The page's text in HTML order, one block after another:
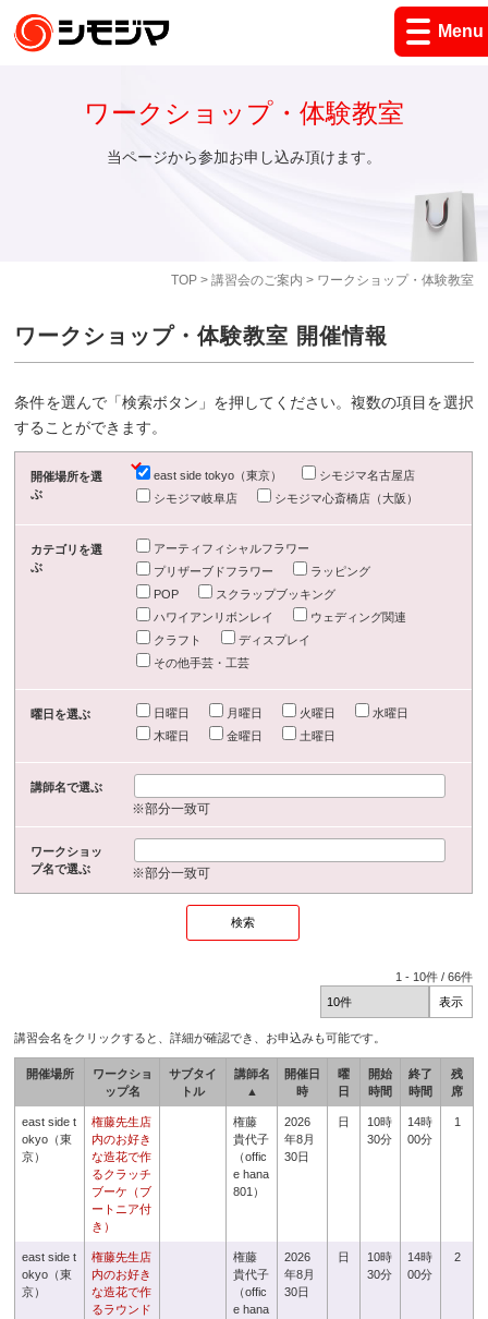
Menu
TOP> 講習会のご案内 > ワークショップ・体験教室
ワークショップ・体験教室
当ページから参加お申し込み頂けます。
ワークショップ・体験教室 開催情報
条件を選んで「検索ボタン」を押してください。複数の項目を選択
することができます。
開催場所を選
ぶ
east side tokyo（東京）
シモジマ名古屋店
シモジマ岐阜店
シモジマ心斎橋店（大阪）
カテゴリを選
ぶ
アーティフィシャルフラワー
プリザーブドフラワー
ラッピング
POP
スクラップブッキング
ハワイアンリボンレイ
ウェディング関連
クラフト
ディスプレイ
その他手芸・工芸
曜日を選ぶ 日曜日 月曜日 火曜日
水曜日
木曜日
金曜日 土曜日
講師名で選ぶ
※部分一致可
ワークショッ
プ名で選ぶ
※部分一致可
1 - 10件 /66件
講習会名をクリックすると、詳細が確認でき、お申込みも可能です。
開催場所
ワークショ
ップ名
サブタイ
トル
講師名
▲
開催日
時
曜
日
開始
時間
終了
時間
残
席
east side t
okyo（東
京）
権藤先生店
内のお好き
な造花で作
るクラッチ
ブーケ（ブ
ートニア付
き）
権藤
貴代子
（offic
e hana
801）
2026
年8月
30日
日
10時
30分
14時
00分
1
east side t
okyo（東
京）
権藤先生店
内のお好き
な造花で作
るラウンド
権藤
貴代子
（offic
e hana
2026
年8月
30日
日
10時
30分
14時
00分
2